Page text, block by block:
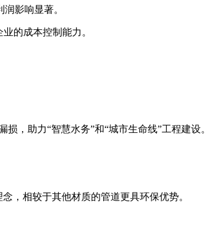
影响显著。
的成本控制能力。
，助力“智慧水务”和“城市生命线”工程建设。
，相较于其他材质的管道更具环保优势。